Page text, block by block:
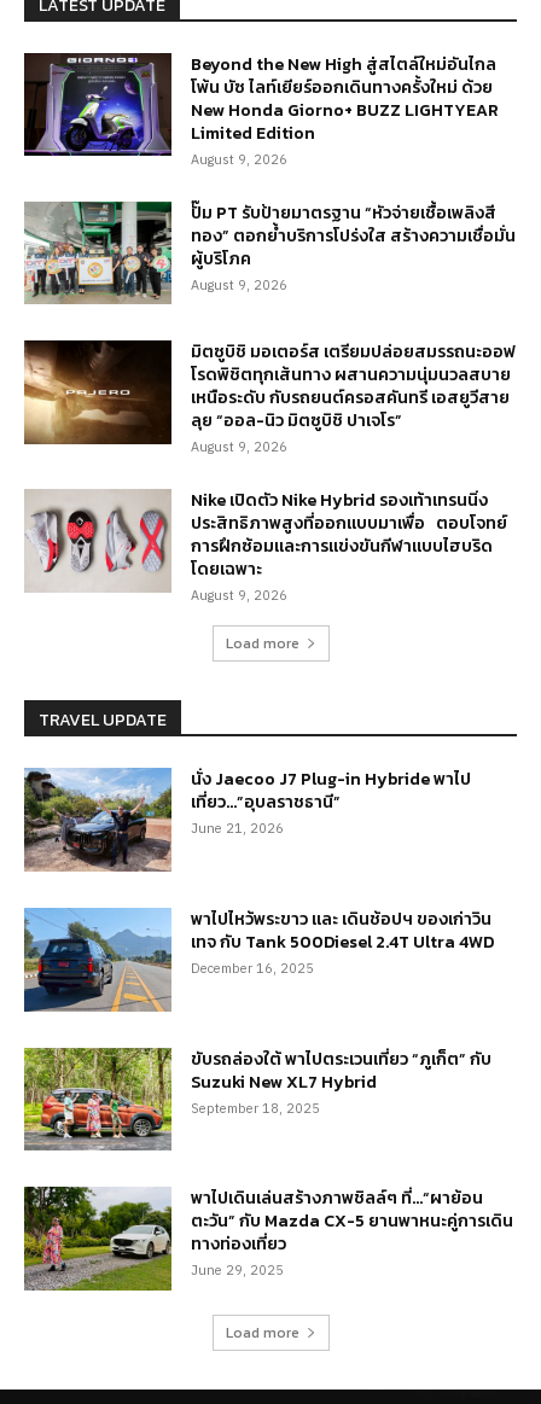
Beyond the New High สู่สไตล์ใหม่อันไกล
โพ้น บัซ ไลท์เยียร์ออกเดินทางครั้งใหม่ ด้วย
New Honda Giorno+ BUZZ LIGHTYEAR
Limited Edition
August 9, 2026
ปั๊ม PT รับป้ายมาตรฐาน “หัวจ่ายเชื้อเพลิงสี
ทอง” ตอกย้ำบริการโปร่งใส สร้างความเชื่อมั่น
ผู้บริโภค
August 9, 2026
มิตซูบิชิ มอเตอร์ส เตรียมปล่อยสมรรถนะออฟ
โรดพิชิตทุกเส้นทาง ผสานความนุ่มนวลสบาย
เหนือระดับ กับรถยนต์ครอสคันทรี เอสยูวีสาย
ลุย “ออล-นิว มิตซูบิชิ ปาเจโร”
August 9, 2026
Nike เปิดตัว Nike Hybrid รองเท้าเทรนนิ่ง
ประสิทธิภาพสูงที่ออกแบบมาเพื่อ ตอบโจทย์
การฝึกซ้อมและการแข่งขันกีฬาแบบไฮบริด
โดยเฉพาะ
August 9, 2026
Load more
TRAVEL UPDATE
นั่ง Jaecoo J7 Plug-in Hybride พาไป
เที่ยว…”อุบลราชธานี”
June 21, 2026
พาไปไหว้พระขาว และ เดินช้อปฯ ของเก่าวิน
เทจ กับ Tank 500Diesel 2.4T Ultra 4WD
December 16, 2025
ขับรถล่องใต้ พาไปตระเวนเที่ยว “ภูเก็ต” กับ
Suzuki New XL7 Hybrid
September 18, 2025
พาไปเดินเล่นสร้างภาพชิลล์ๆ ที่…“ผาย้อน
ตะวัน” กับ Mazda CX-5 ยานพาหนะคู่การเดิน
ทางท่องเที่ยว
June 29, 2025
Load more